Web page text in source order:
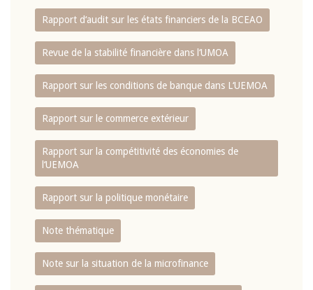
Rapport d‘audit sur les états financiers de la BCEAO
Revue de la stabilité financière dans l‘UMOA
Rapport sur les conditions de banque dans L‘UEMOA
Rapport sur le commerce extérieur
Rapport sur la compétitivité des économies de
l‘UEMOA
Rapport sur la politique monétaire
Note thématique
Note sur la situation de la microfinance